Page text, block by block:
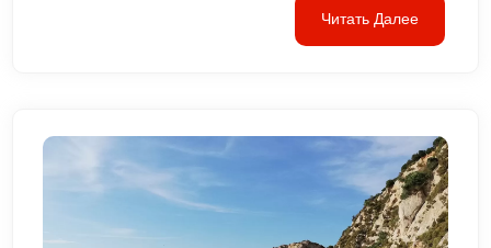
Читать Далее